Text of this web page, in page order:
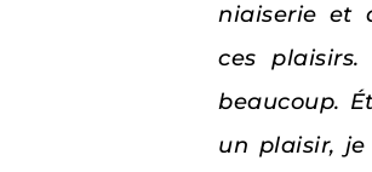
niaiserie et
ces
beaucoup.
un plaisir,